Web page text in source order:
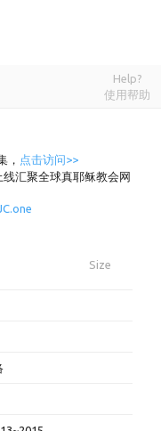
Help?
使用帮助
， 点击访问>>
汇聚全球真耶稣教会网
Size